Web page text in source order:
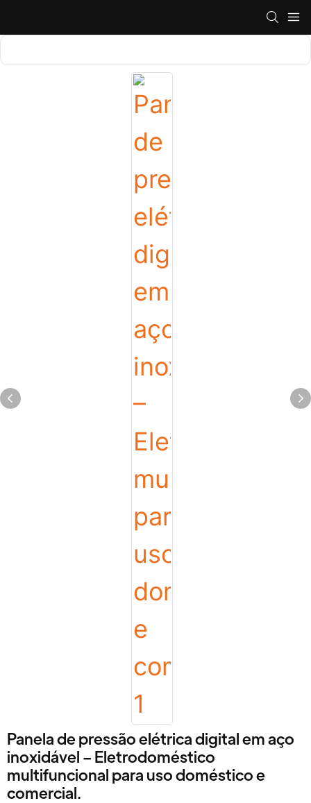
Panela de pressão elétrica digital em aço
inoxidável – Eletrodoméstico
multifuncional para uso doméstico e
comercial.